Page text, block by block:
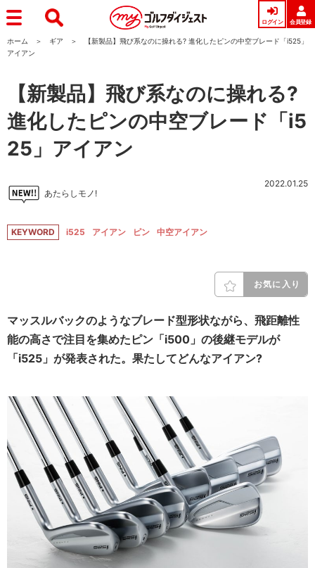
ログイン 会員登録
ホーム ギア
【新製品】飛び系なのに操れる? 進化したピンの中空ブレード「i525」
アイアン
【新製品】飛び系なのに操れる?
進化したピンの中空ブレード「i5
25」アイアン
あたらしモノ!
2022.01.25
KEYWORD i525 アイアン ピン 中空アイアン
お気に入り
マッスルバックのようなブレード型形状ながら、飛距離性
能の高さで注目を集めたピン「i500」の後継モデルが
「i525」が発表された。果たしてどんなアイアン?